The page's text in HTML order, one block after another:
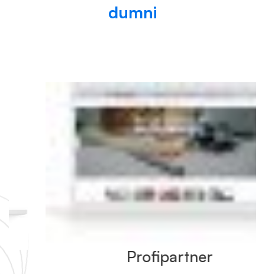
dumni
Profipartner